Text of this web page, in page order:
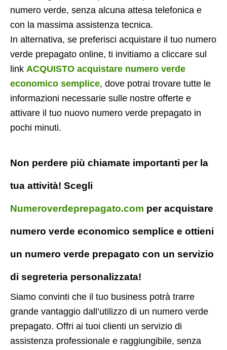
numero verde, senza alcuna attesa telefonica e
con la massima assistenza tecnica.
In alternativa, se preferisci acquistare il tuo numero
verde prepagato online, ti invitiamo a cliccare sul
link ACQUISTO acquistare numero verde
economico semplice, dove potrai trovare tutte le
informazioni necessarie sulle nostre offerte e
attivare il tuo nuovo numero verde prepagato in
pochi minuti.
Non perdere più chiamate importanti per la
tua attività! Scegli
Numeroverdeprepagato.com per acquistare
numero verde economico semplice e ottieni
un numero verde prepagato con un servizio
di segreteria personalizzata!
Siamo convinti che il tuo business potrà trarre
grande vantaggio dall’utilizzo di un numero verde
prepagato. Offri ai tuoi clienti un servizio di
assistenza professionale e raggiungibile, senza